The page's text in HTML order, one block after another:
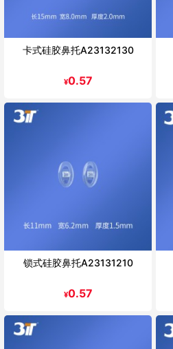
卡式硅胶鼻托A23132130
¥0.57
锁式硅胶鼻托A23131210
¥0.57